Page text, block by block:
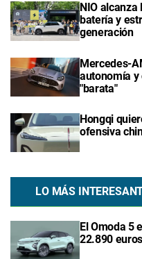
NIO
batería y
generación
Mercedes-
autonomía y
"barata"
Hongqi
ofensiva
LO MÁS
El Omoda 5
22.890